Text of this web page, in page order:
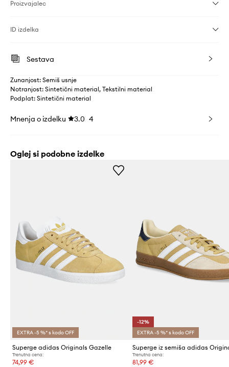
Proizvajalec
ID izdelka
Sestava
Zunanjost: Semiš usnje
Notranjost: Sintetični material, Tekstilni material
Podplat: Sintetični material
Mnenja o izdelku 3.0 4
Oglej si podobne izdelke
EXTRA -5 %* s kodo OFF
Superge adidas Originals Gazelle
Trenutna cena:
74,99 €
-12%
EXTRA -5 %* s kodo OFF
Trenutna cena:
81,99 €